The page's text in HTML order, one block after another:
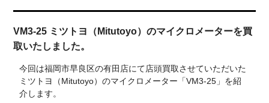
VM3-25 ミツトヨ（Mitutoyo）のマイクロメーターを買
取いたしました。
今回は福岡市早良区の有田店にて店頭買取させていただいた
ミツトヨ（Mitutoyo）のマイクロメーター「VM3-25」を紹
介します。